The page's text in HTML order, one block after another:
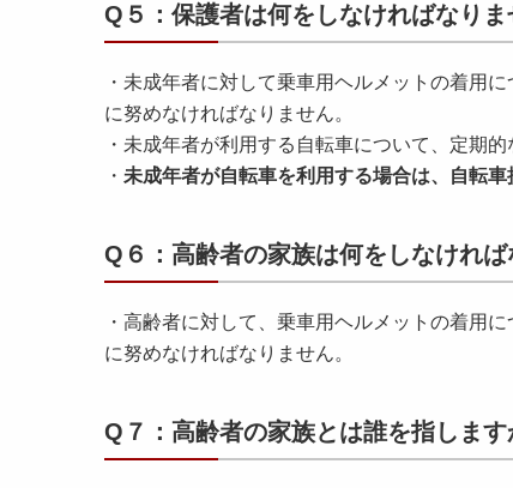
Q５：保護者は何をしなければなりま
・未成年者に対して乗車用ヘルメットの着用
に努めなければなりません。
・未成年者が利用する自転車について、定期
・ 未成年者が自転車を利用する場合は、自転
Q６：高齢者の家族は何をしなければ
・高齢者に対して、乗車用ヘルメットの着用
に努めなければなりません。
Q７：高齢者の家族とは誰を指します